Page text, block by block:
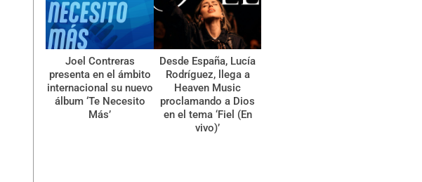
Joel Contreras
presenta en el ámbito
internacional su nuevo
álbum ‘Te Necesito
Más’
Desde España, Lucía
Rodríguez, llega a
Heaven Music
proclamando a Dios
en el tema ‘Fiel (En
vivo)’